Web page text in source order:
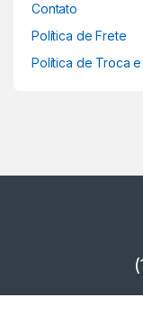
Contato
Política de Frete
Política de Troca